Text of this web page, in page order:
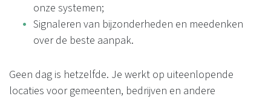
onze systemen;
Signaleren van bijzonderheden en meedenken
over de beste aanpak.
Geen dag is hetzelfde. Je werkt op uiteenlopende
locaties voor gemeenten, bedrijven en andere